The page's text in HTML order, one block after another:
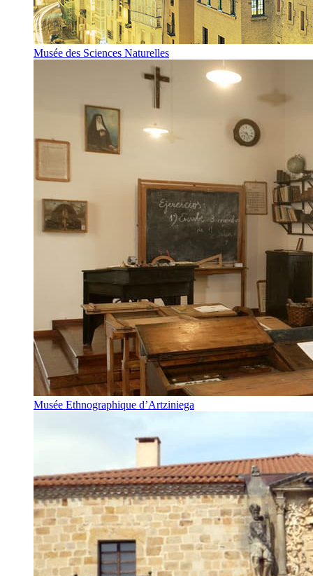
Musée des Sciences Naturelles
Musée Ethnographique d’Artziniega